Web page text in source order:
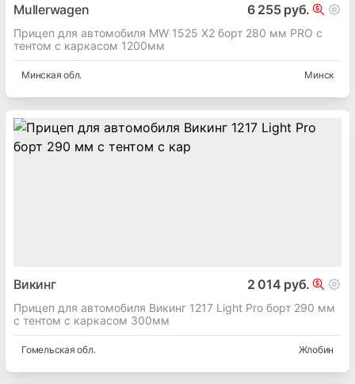
Mullerwagen 6 255 руб.
Прицеп для автомобиля MW 1525 X2 борт 280 мм PRO с
тентом с каркасом 1200мм
Минская обл. Минск
Викинг 2 014 руб.
Прицеп для автомобиля Викинг 1217 Light Pro борт 290 мм
с тентом с каркасом 300мм
Гомельская обл. Жлобин